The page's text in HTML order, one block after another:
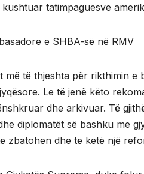
tatimpaguesve
e SHBA-së në RMV
më të thjeshta për rikthimin e
Le të jenë këto
dhe arkivuar. Të
diplomatët së bashku me
zbatohen dhe të ketë një